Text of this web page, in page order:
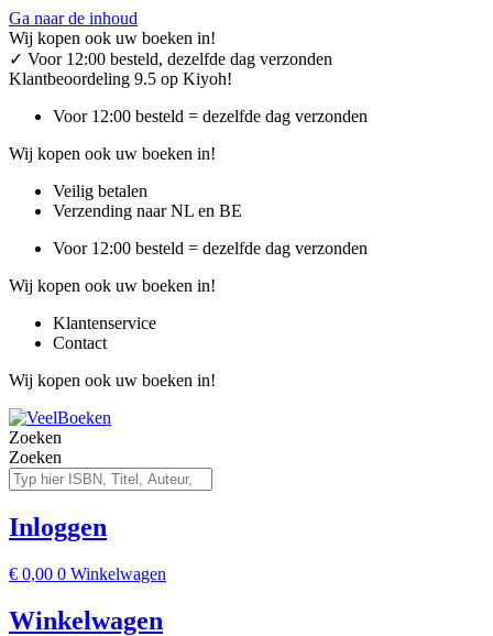
Ga naar de inhoud
Wij kopen ook uw boeken in!
✓ Voor 12:00 besteld, dezelfde dag verzonden
Klantbeoordeling 9.5 op Kiyoh!
Voor 12:00 besteld = dezelfde dag verzonden
Wij kopen ook uw boeken in!
Veilig betalen
Verzending naar NL en BE
Voor 12:00 besteld = dezelfde dag verzonden
Wij kopen ook uw boeken in!
Klantenservice
Contact
Wij kopen ook uw boeken in!
Zoeken
Zoeken
Inloggen
€ 0,00 0 Winkelwagen
Winkelwagen